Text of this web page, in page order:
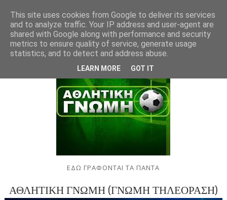
ΕΔΩ ΓΡΑΦΟΝΤΑΙ ΤΑ ΠΑΝΤΑ
ΑΘΛΗΤΙΚΗ ΓΝΩΜΗ (ΓΝΩΜΗ ΤΗΛΕΟΡΑΣΗ)
This site uses cookies from Google to deliver its services
and to analyze traffic. Your IP address and user-agent are
shared with Google along with performance and security
metrics to ensure quality of service, generate usage
statistics, and to detect and address abuse.
LEARN MORE GOT IT